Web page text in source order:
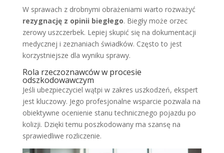
W sprawach z drobnymi obrażeniami warto rozważyć
rezygnację z opinii biegłego. Biegły może orzec
zerowy uszczerbek. Lepiej skupić się na dokumentacji
medycznej i zeznaniach świadków. Często to jest
korzystniejsze dla wyniku sprawy.
Rola rzeczoznawców w procesie
odszkodowawczym
Jeśli ubezpieczyciel wątpi w zakres uszkodzeń, ekspert
jest kluczowy. Jego profesjonalne wsparcie pozwala na
obiektywne ocenienie stanu technicznego pojazdu po
kolizji. Dzięki temu poszkodowany ma szansę na
sprawiedliwe rozliczenie.